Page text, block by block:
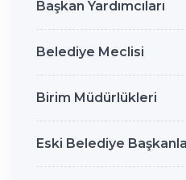
Başkan Yardımcıları
Belediye Meclisi
Birim Müdürlükleri
Eski Belediye